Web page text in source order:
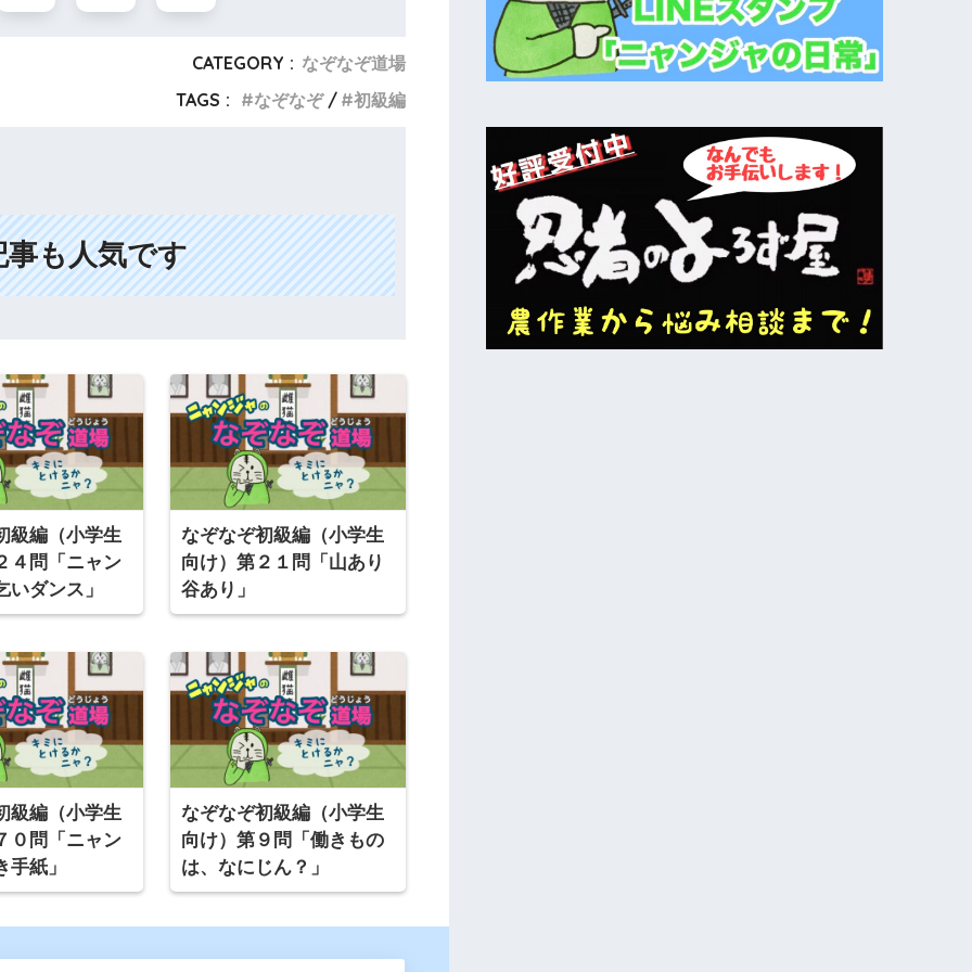
CATEGORY : なぞなぞ道場
TAGS :
なぞなぞ 初級編
事も人気です
級編（小学生
４問「ニャン
いダンス」
なぞなぞ初級編（小学生
向け）第２１問「山あり
谷あり」
級編（小学生
０問「ニャン
手紙」
なぞなぞ初級編（小学生
向け）第９問「働きもの
は、なにじん？」